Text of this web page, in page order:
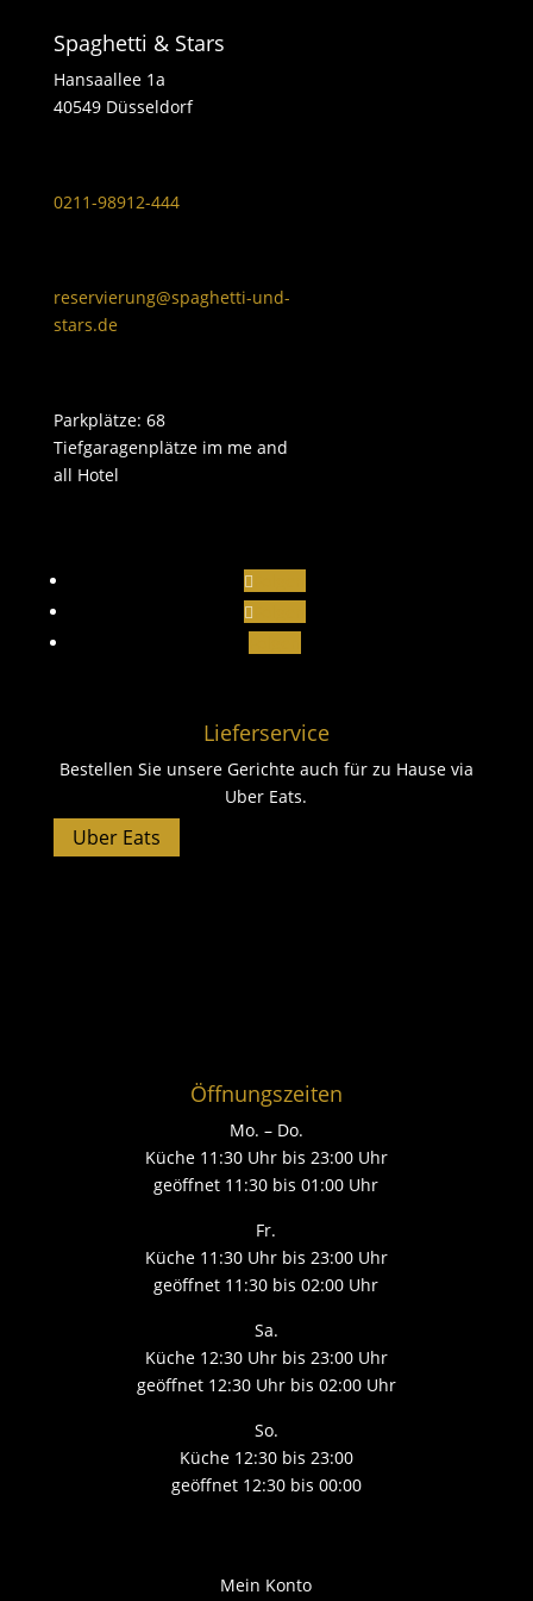
Spaghetti & Stars
Hansaallee 1a
40549 Düsseldorf
0211-98912-444
reservierung@spaghetti-und-
stars.de
Parkplätze: 68
Tiefgaragenplätze im me and
all Hotel
Lieferservice
Bestellen Sie unsere Gerichte auch für zu Hause via
Uber Eats.
Uber Eats
Öffnungszeiten
Mo. – Do.
Küche 11:30 Uhr bis 23:00 Uhr
geöffnet 11:30 bis 01:00 Uhr
Fr.
Küche 11:30 Uhr bis 23:00 Uhr
geöffnet 11:30 bis 02:00 Uhr
Sa.
Küche 12:30 Uhr bis 23:00 Uhr
geöffnet 12:30 Uhr bis 02:00 Uhr
So.
Küche 12:30 bis 23:00
geöffnet 12:30 bis 00:00
Mein Konto